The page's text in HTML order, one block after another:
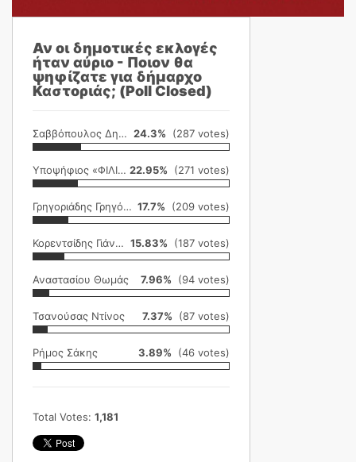
Αν οι δημοτικές εκλογές
ήταν αύριο - Ποιον θα
ψηφίζατε για δήμαρχο
Καστοριάς; (Poll Closed)
Σαββόπουλος Δημήτρης 24.3% (287 votes)
Υποψήφιος «ΦΙΛΙΚΗ ΕΤΑΙΡΕΙΑ» 22.95% (271 votes)
Γρηγοριάδης Γρηγόρης 17.7% (209 votes)
Κορεντσίδης Γιάννης 15.83% (187 votes)
Αναστασίου Θωμάς 7.96% (94 votes)
Τσανούσας Ντίνος 7.37% (87 votes)
Ρήμος Σάκης 3.89% (46 votes)
Total Votes: 1,181